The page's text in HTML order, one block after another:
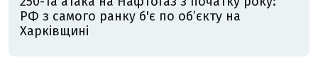
РФ з самого ранку б'є по об’єкту на
Харківщині